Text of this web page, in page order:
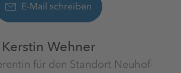
E-Mail schreiben
Kerstin Wehner
für den Standort Neuhof-